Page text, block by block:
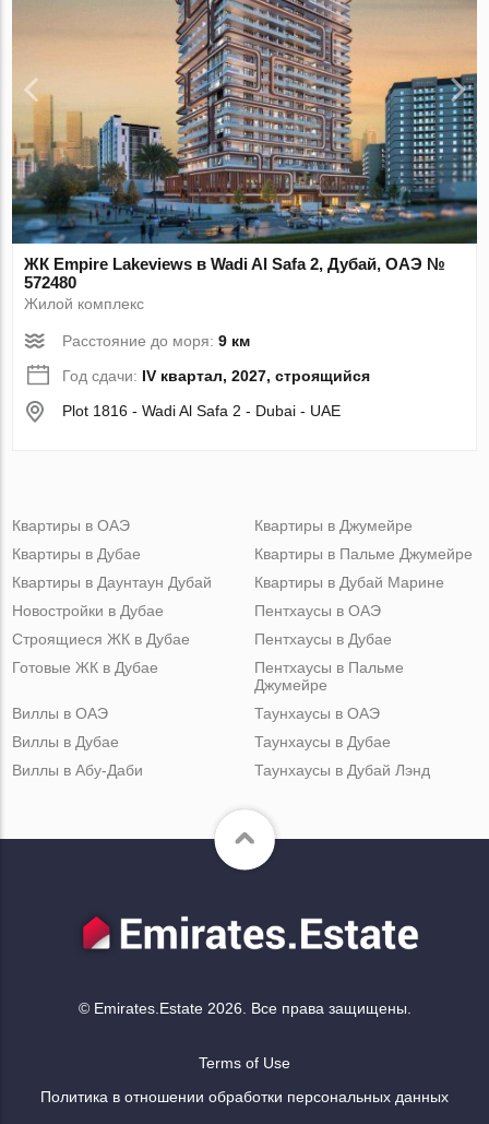
ЖК Empire Lakeviews в Wadi Al Safa 2, Дубай, ОАЭ №
572480
Жилой комплекс
Расстояние до моря:9 км
Год сдачи: IV квартал, 2027, строящийся
Plot 1816 - Wadi Al Safa 2 - Dubai - UAE
Квартиры в ОАЭ
Квартиры в Дубае
Квартиры в Даунтаун Дубай
Квартиры в Джумейре
Квартиры в Пальме Джумейре
Квартиры в Дубай Марине
Новостройки в Дубае
Строящиеся ЖК в Дубае
Готовые ЖК в Дубае
Пентхаусы в ОАЭ
Пентхаусы в Дубае
Пентхаусы в Пальме
Джумейре
Виллы в ОАЭ
Виллы в Дубае
Виллы в Абу-Даби
Таунхаусы в ОАЭ
Таунхаусы в Дубае
Таунхаусы в Дубай Лэнд
© Emirates.Estate 2026. Все права защищены.
Terms of Use
Политика в отношении обработки персональных данных